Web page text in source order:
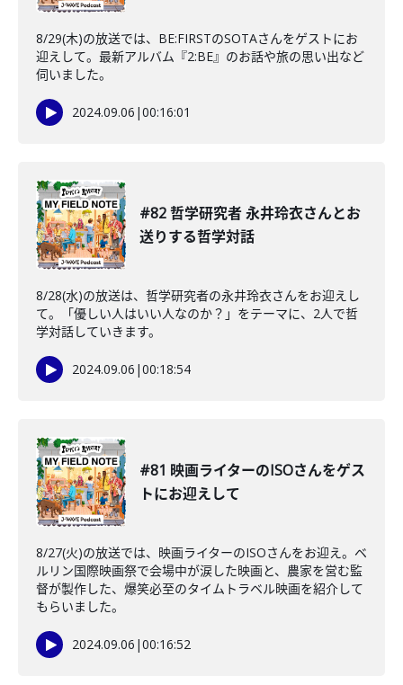
8/29(木)の放送では、BE:FIRSTのSOTAさんをゲストにお
迎えして。最新アルバム『2:BE』のお話や旅の思い出など
伺いました。
2024.09.06 |00:16:01
#82 哲学研究者 永井玲衣さんとお
送りする哲学対話
8/28(水)の放送は、哲学研究者の永井玲衣さんをお迎えし
て。「優しい人はいい人なのか？」をテーマに、2人で哲
学対話していきます。
2024.09.06 |00:18:54
#81 映画ライターのISOさんをゲス
トにお迎えして
8/27(火)の放送では、映画ライターのISOさんをお迎え。ベ
ルリン国際映画祭で会場中が涙した映画と、農家を営む監
督が製作した、爆笑必至のタイムトラベル映画を紹介して
もらいました。
2024.09.06 |00:16:52